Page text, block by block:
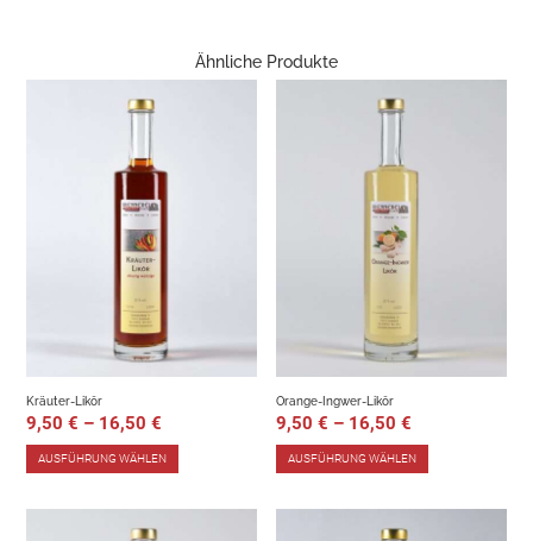
Ähnliche Produkte
Kräuter-Likör
9,50€ – 16,50€
AUSFÜHRUNG WÄHLEN
Orange-Ingwer-Likör
9,50€ – 16,50€
AUSFÜHRUNG WÄHLEN